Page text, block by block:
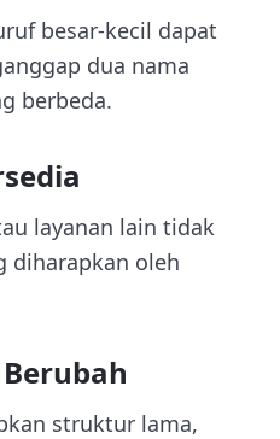
besar-kecil dapat
dua nama
berbeda.
layanan lain tidak
diharapkan oleh
struktur lama,